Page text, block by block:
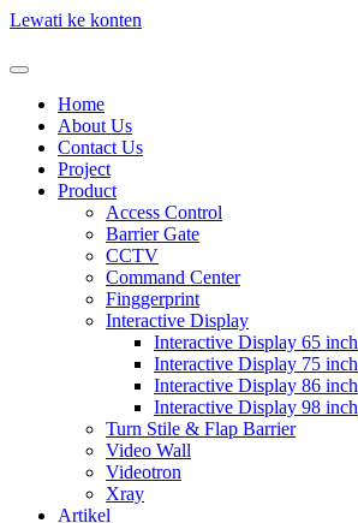
Lewati ke konten
Home
About Us
Contact Us
Project
Product
Access Control
Barrier Gate
CCTV
Command Center
Finggerprint
Interactive Display
Interactive Display 65 inch
Interactive Display 75 inch
Interactive Display 86 inch
Interactive Display 98 inch
Turn Stile & Flap Barrier
Video Wall
Videotron
Xray
Artikel